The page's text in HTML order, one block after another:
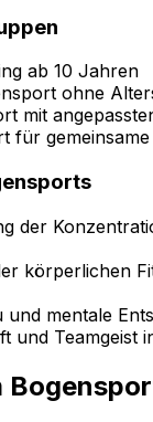
ab 10 Jahren
ohne
mit
für
der
körperlichen
und mentale
und Teamgeist